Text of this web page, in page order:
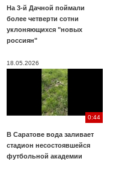
На 3-й Дачной поймали
более четверти сотни
уклоняющихся "новых
россиян"
18.05.2026
0:44
В Саратове вода заливает
стадион несостоявшейся
футбольной академии